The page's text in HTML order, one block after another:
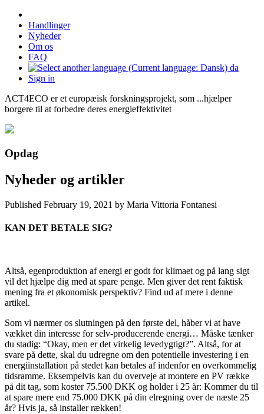
Handlinger
Nyheder
Om os
FAQ
da
Sign in
ACT4ECO er et europæisk forskningsprojekt, som ...hjælper
borgere til at forbedre deres energieffektivitet
Opdag
Nyheder og artikler
Published February 19, 2021 by Maria Vittoria Fontanesi
KAN DET BETALE SIG?
Altså, egenproduktion af energi er godt for klimaet og på lang sigt
vil det hjælpe dig med at spare penge. Men giver det rent faktisk
mening fra et økonomisk perspektiv? Find ud af mere i denne
artikel.
Som vi nærmer os slutningen på den første del, håber vi at have
vækket din interesse for selv-producerende energi… Måske tænker
du stadig: “Okay, men er det virkelig levedygtigt?”. Altså, for at
svare på dette, skal du udregne om den potentielle investering i en
energiinstallation på stedet kan betales af indenfor en overkommelig
tidsramme. Eksempelvis kan du overveje at montere en PV række
på dit tag, som koster 75.500 DKK og holder i 25 år: Kommer du til
at spare mere end 75.000 DKK på din elregning over de næste 25
år? Hvis ja, så installer rækken!